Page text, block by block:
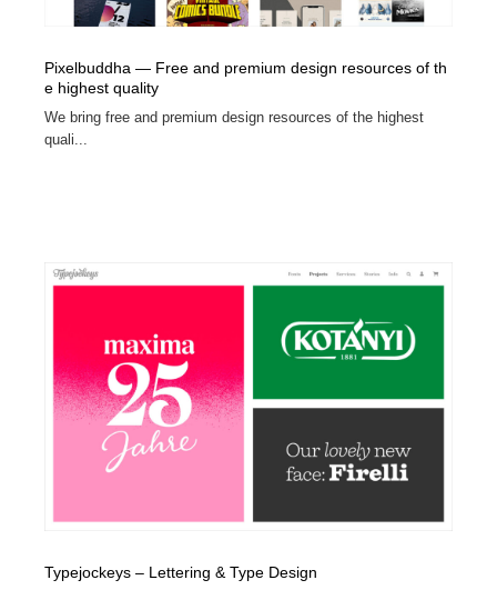
Pixelbuddha — Free and premium design resources of th
e highest quality
We bring free and premium design resources of the highest
quali...
Typejockeys – Lettering & Type Design